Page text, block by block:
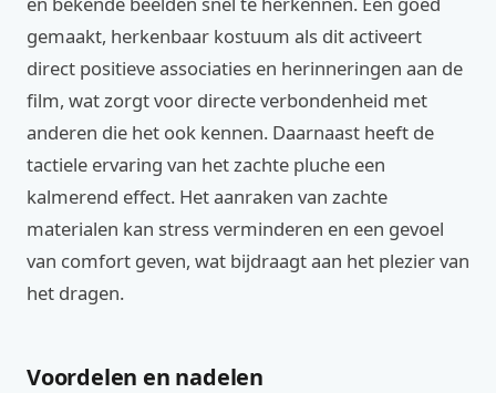
gemaakt, herkenbaar kostuum als dit activeert
direct positieve associaties en herinneringen aan de
film, wat zorgt voor directe verbondenheid met
anderen die het ook kennen. Daarnaast heeft de
tactiele ervaring van het zachte pluche een
kalmerend effect. Het aanraken van zachte
materialen kan stress verminderen en een gevoel
van comfort geven, wat bijdraagt aan het plezier van
het dragen.
Voordelen en nadelen